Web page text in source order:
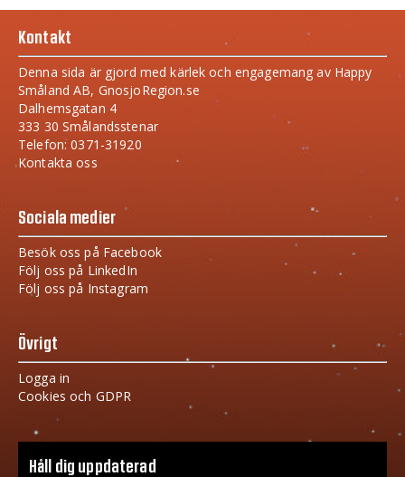
Kontakt
Denna sida är gjord med kärlek och engagemang av Happy
Småland AB, GnosjoRegion.se
Dalhemsgatan 4
333 30 Smålandsstenar
Telefon: 0371-31920
Kontakta oss
Sociala medier
Besök oss på Facebook
Följ oss på LinkedIn
Följ oss på Instagram
Övrigt
Logga in
Cookies och GDPR
Håll dig uppdaterad